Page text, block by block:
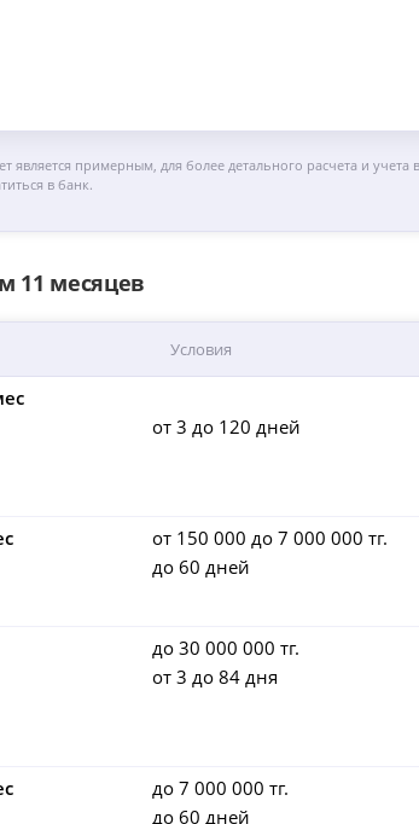
является примерным, для более детального расчета и
в банк.
11 месяцев
Условия
от 3 до 120 дней
от 150 000 до 7 000 000 тг.
до 60 дней
до 30 000 000 тг.
от 3 до 84 дня
до 7 000 000 тг.
до 60 дней